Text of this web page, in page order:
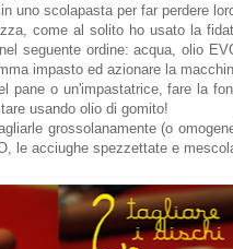
uno scolapasta per far perdere
come al solito ho usato la
seguente ordine: acqua, olio
impasto ed azionare la
pane o un'impastatrice, fare la
usando olio di gomito!
grossolanamente (o
le acciughe spezzettate e